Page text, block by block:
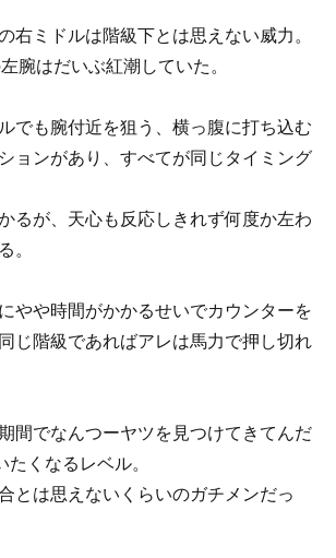
右ミドルは階級下とは思えない威力。
腕はだいぶ紅潮していた。
でも腕付近を狙う、横っ腹に打ち込む
ョンがあり、すべてが同じタイミング
るが、天心も反応しきれず何度か左わ
。
やや時間がかかるせいでカウンターを
じ階級であればアレは馬力で押し切れ
間でなんつーヤツを見つけてきてんだ
くなるレベル。
とは思えないくらいのガチメンだっ